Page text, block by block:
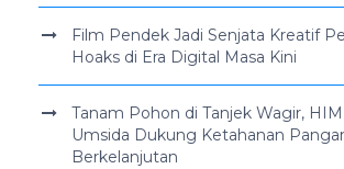
Film Pendek Jadi Senjata Kreatif
Hoaks di Era Digital Masa Kini
Tanam Pohon di Tanjek Wagir,
Umsida Dukung Ketahanan
Berkelanjutan